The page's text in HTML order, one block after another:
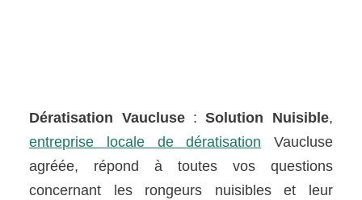
Dératisation Vaucluse:Solution Nuisible,
entreprise locale de dératisation Vaucluse
agréée, répond à toutes vos questions
concernant les rongeurs nuisibles et leur